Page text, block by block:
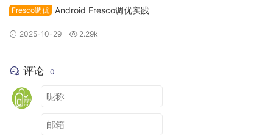
2.4.2、索引设计是否合理？
Fresco调优 Android Fresco调优实践
2025-10-29 2.29k
评论 0